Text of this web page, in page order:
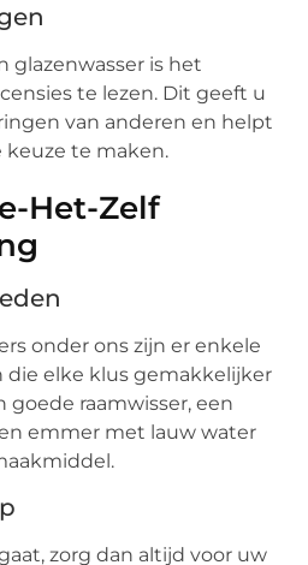
glazenwasser is het
te lezen. Dit geeft u
van anderen en helpt
te maken.
Het-Zelf
onder ons zijn er enkele
elke klus gemakkelijker
goede raamwisser, een
emmer met lauw water
zorg dan altijd voor uw